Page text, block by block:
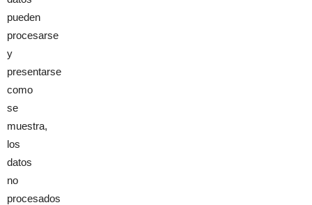
pueden
procesarse
y
presentarse
como
se
muestra,
los
datos
no
procesados